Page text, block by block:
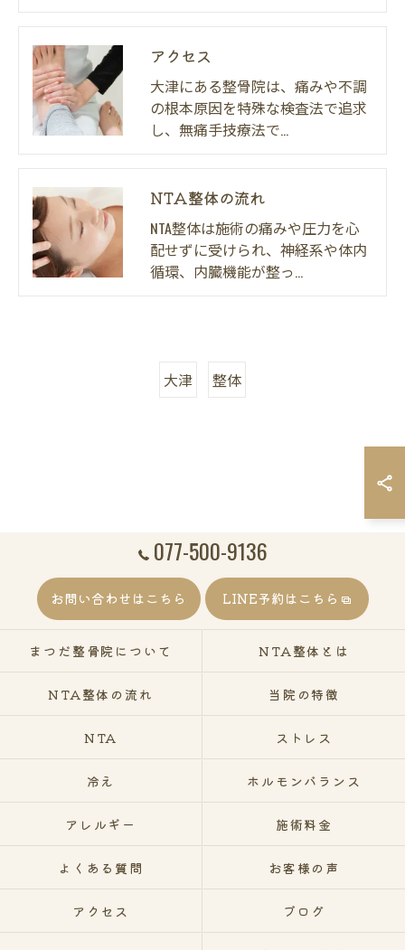
アクセス
大津にある整骨院は、痛みや不調
の根本原因を特殊な検査法で追求
し、無痛手技療法で…
NTA整体の流れ
NTA整体は施術の痛みや圧力を心
配せずに受けられ、神経系や体内
循環、内臓機能が整っ…
大津 整体
077-500-9136
お問い合わせはこちら LINE予約はこちら
まつだ整骨院について NTA整体とは
NTA整体の流れ 当院の特徴
NTA ストレス
冷え ホルモンバランス
アレルギー 施術料金
よくある質問 お客様の声
アクセス ブログ